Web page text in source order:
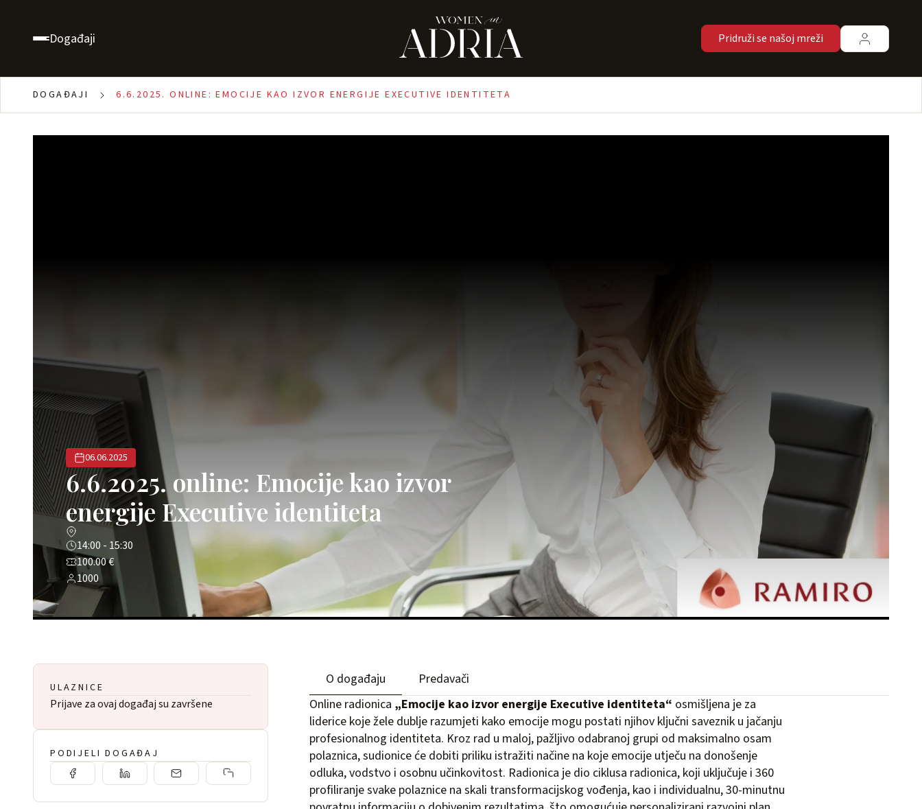
Događaji Pridruži se našoj mreži
DOGAĐAJI 6.6.2025. ONLINE: EMOCIJE KAO IZVOR ENERGIJE EXECUTIVE IDENTITETA
06.06.2025
6.6.2025. online: Emocije kao izvor
energije Executive identiteta
14:00 - 15:30
100.00 €
1000
ULAZNICE
Prijave za ovaj događaj su završene
PODIJELI DOGAĐAJ
O događaju
Predavači
Online radionica „Emocije kao izvor energije Executive identiteta“ osmišljena je za
liderice koje žele dublje razumjeti kako emocije mogu postati njihov ključni saveznik u jačanju
profesionalnog identiteta. Kroz rad u maloj, pažljivo odabranoj grupi od maksimalno osam
polaznica, sudionice će dobiti priliku istražiti načine na koje emocije utječu na donošenje
odluka, vodstvo i osobnu učinkovitost. Radionica je dio ciklusa radionica, koji uključuje i 360
profiliranje svake polaznice na skali transformacijskog vođenja, kao i individualnu, 30-minutnu